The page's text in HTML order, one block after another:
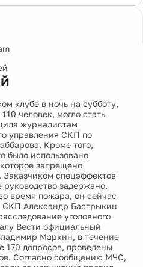
клубе в ночь на субботу,
человек, могло стать
журналистам
управления СКП по
Кроме того,
было использовано
запрещено
Заказчиком спецэффектов
задержано,
время пожара, он сейчас
СКП Александр Бастрыкин
уголовного
Вести официальный
Маркин, в течение
170 допросов, проведены
Согласно сообщению МЧС,